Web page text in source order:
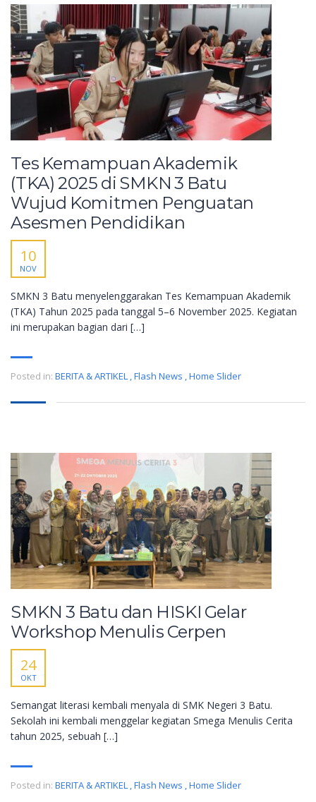
Tes Kemampuan Akademik
(TKA) 2025 di SMKN 3 Batu
Wujud Komitmen Penguatan
Asesmen Pendidikan
10
NOV
SMKN 3 Batu menyelenggarakan Tes Kemampuan Akademik
(TKA) Tahun 2025 pada tanggal 5–6 November 2025. Kegiatan
ini merupakan bagian dari […]
Posted in: BERITA & ARTIKEL ,Flash News ,Home Slider
SMKN 3 Batu dan HISKI Gelar
Workshop Menulis Cerpen
24
OKT
Semangat literasi kembali menyala di SMK Negeri 3 Batu.
Sekolah ini kembali menggelar kegiatan Smega Menulis Cerita
tahun 2025, sebuah […]
Posted in: BERITA & ARTIKEL ,Flash News ,Home Slider